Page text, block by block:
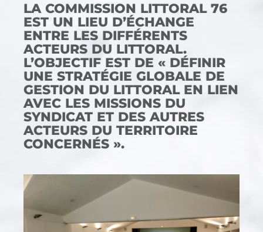
LA COMMISSION LITTORAL 76
EST UN LIEU D’ÉCHANGE
ENTRE LES DIFFÉRENTS
ACTEURS DU LITTORAL.
L’OBJECTIF EST DE « DÉFINIR
UNE STRATÉGIE GLOBALE DE
GESTION DU LITTORAL EN LIEN
AVEC LES MISSIONS DU
SYNDICAT ET DES AUTRES
ACTEURS DU TERRITOIRE
CONCERNÉS ».